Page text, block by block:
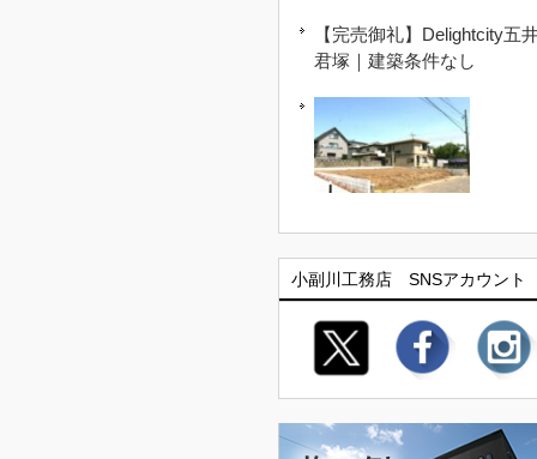
【完売御礼】Delightcity五
君塚｜建築条件なし
小副川工務店 SNSアカウント